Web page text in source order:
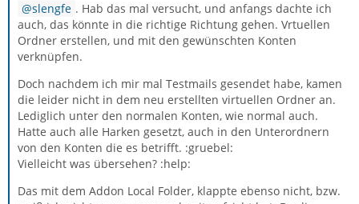
slengfe . Hab das mal versucht, und anfangs dachte ich
auch, das könnte in die richtige Richtung gehen. Vrtuellen
Ordner erstellen, und mit den gewünschten Konten
verknüpfen.
Doch nachdem ich mir mal Testmails gesendet habe, kamen
die leider nicht in dem neu erstellten virtuellen Ordner an.
Lediglich unter den normalen Konten, wie normal auch.
Hatte auch alle Harken gesetzt, auch in den Unterordnern
von den Konten die es betrifft. :gruebel:
Vielleicht was übersehen? :help:
Das mit dem Addon Local Folder, klappte ebenso nicht, bzw.